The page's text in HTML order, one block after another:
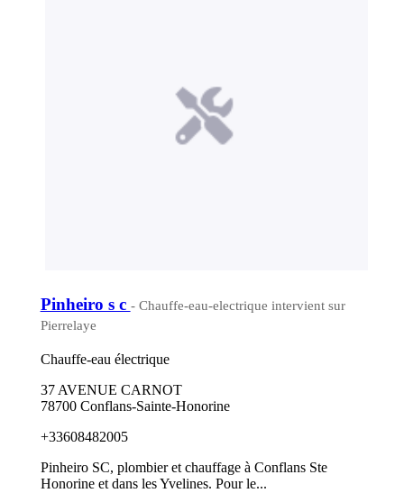
Pinheiro s c - Chauffe-eau-electrique intervient sur
Pierrelaye
Chauffe-eau électrique
37 AVENUE CARNOT
78700 Conflans-Sainte-Honorine
+33608482005
Pinheiro SC, plombier et chauffage à Conflans Ste
Honorine et dans les Yvelines. Pour le...